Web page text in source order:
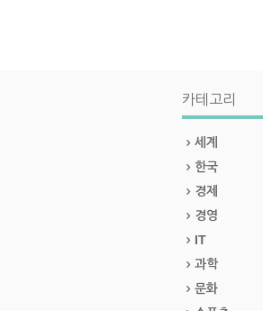
카테고리
세계
한국
경제
경영
IT
과학
문화